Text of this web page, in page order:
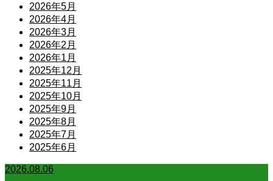
2026年5月
2026年4月
2026年3月
2026年2月
2026年1月
2025年12月
2025年11月
2025年10月
2025年9月
2025年8月
2025年7月
2025年6月
2026.08.06